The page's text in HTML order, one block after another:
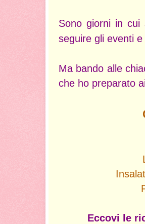
Sono giorni in
seguire gli eventi
Ma bando alle
che ho preparato
Eccovi le